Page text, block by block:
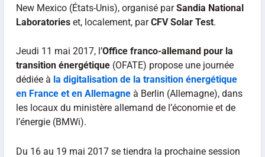
New Mexico (États-Unis), organisé parSandia National
Laboratorieset, localement, parCFV Solar Test.
Jeudi 11 mai 2017, l’Office franco-allemand pour la
transition énergétique(OFATE) propose une journée
dédiée à la digitalisation de la transition énergétique
en France et en Allemagne à Berlin (Allemagne), dans
les locaux du ministère allemand de l’économie et de
l’énergie (BMWi).
Du 16 au 19 mai 2017 se tiendra la prochaine session